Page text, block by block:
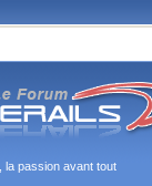
la passion avant tout